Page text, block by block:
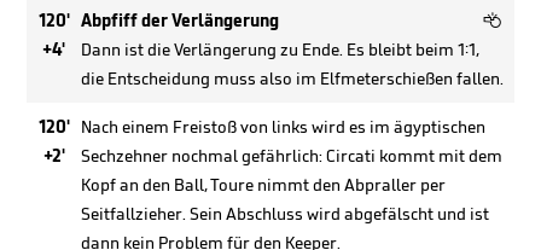
120'
+4'
Abpfiff der Verlängerung 
Dann ist die Verlängerung zu Ende. Es bleibt beim 1:1,
die Entscheidung muss also im Elfmeterschießen fallen.
120'
+2'
Nach einem Freistoß von links wird es im ägyptischen
Sechzehner nochmal gefährlich: Circati kommt mit dem
Kopf an den Ball, Toure nimmt den Abpraller per
Seitfallzieher. Sein Abschluss wird abgefälscht und ist
dann kein Problem für den Keeper.